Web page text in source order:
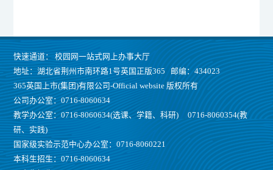
快速通道：
校园网一站式网上办事大厅
地址：湖北省荆州市南环路1号英国正版365 邮编：434023
365英国上市(集团)有限公司-Official website 版权所有
公司办公室：0716-8060634
教学办公室：0716-8060634(选课、学籍、科研) 0716-8060354(教
研、实践)
国家级实验示范中心办公室：0716-8060221
本科生招生：0716-8060634